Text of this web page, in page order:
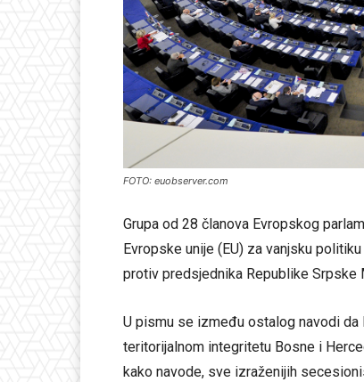
FOTO: euobserver.com
Grupa od 28 članova Evropskog
Evropske unije (EU) za vanjsku
protiv predsjednika Republike Srpske
U pismu se između ostalog navodi
teritorijalnom integritetu Bosne i
kako navode, sve izraženijih